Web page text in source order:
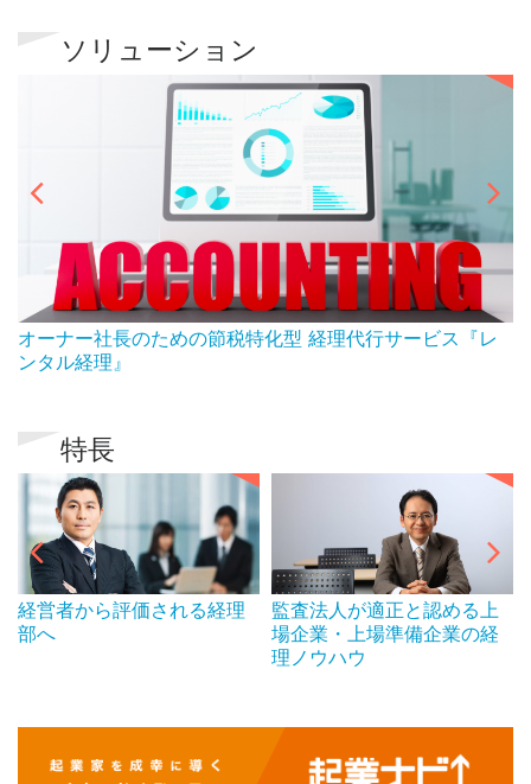
ソリューション
オーナー社長のための節税特化型 経理代行サービス『レ
ンタル経理』
特長
経営者から評価される経理
部へ
監査法人が適正と認める上
場企業・上場準備企業の経
理ノウハウ